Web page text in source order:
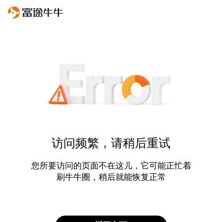
访问频繁，请稍后重试
您所要访问的页面不在这儿，它可能正忙着
刷牛牛圈，稍后就能恢复正常